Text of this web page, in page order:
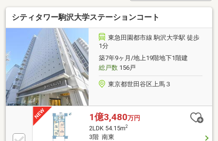
シティタワー駒沢大学ステーションコート
東急田園都市線 駒沢大学駅 徒歩
1分
築7年9ヶ月/地上19階地下1階建
総戸数156戸
東京都世田谷区上馬３
1億3,480万円
2LDK 54.15m2
3階 南東